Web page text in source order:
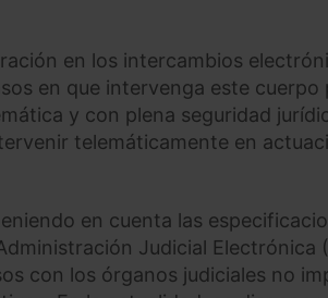
en los intercambios
en que intervenga este cuerpo
y con plena seguridad
telemáticamente en
en cuenta las
Judicial Electrónica
con los órganos judiciales no